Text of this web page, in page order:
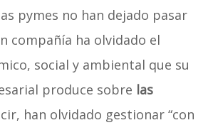
pymes no han dejado pasar
compañía ha olvidado el
social y ambiental que su
produce sobre las
han olvidado gestionar “con